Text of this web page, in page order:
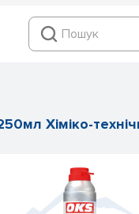
Хіміко-